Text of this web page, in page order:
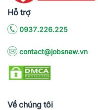
Hỗ trợ
0937.226.225
contact@jobsnew.vn
Về chúng tôi